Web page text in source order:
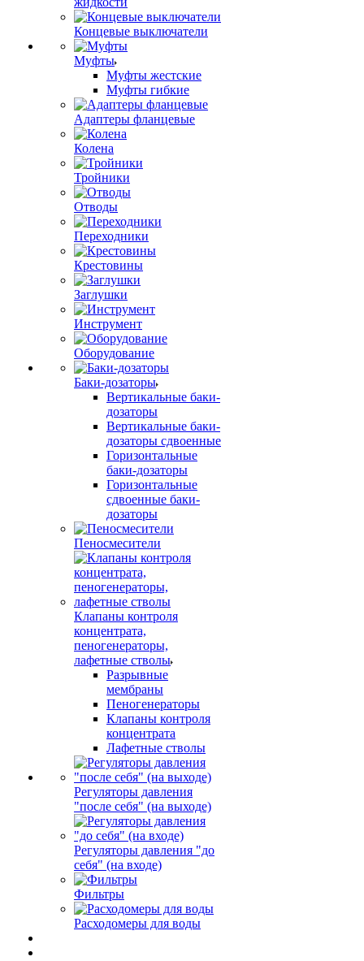
Концевые выключатели
Муфты
Муфты жестские
Муфты гибкие
Адаптеры фланцевые
Колена
Тройники
Отводы
Переходники
Крестовины
Заглушки
Инструмент
Оборудование
Баки-дозаторы
Вертикальные баки-
дозаторы
Вертикальные баки-
дозаторы сдвоенные
Горизонтальные
баки-дозаторы
Горизонтальные
сдвоенные баки-
дозаторы
Пеносмесители
Клапаны контроля
концентрата,
пеногенераторы,
лафетные стволы
Разрывные
мембраны
Пеногенераторы
Клапаны контроля
концентрата
Лафетные стволы
Регуляторы давления
"после себя" (на выходе)
Регуляторы давления "до
себя" (на входе)
Фильтры
Расходомеры для воды